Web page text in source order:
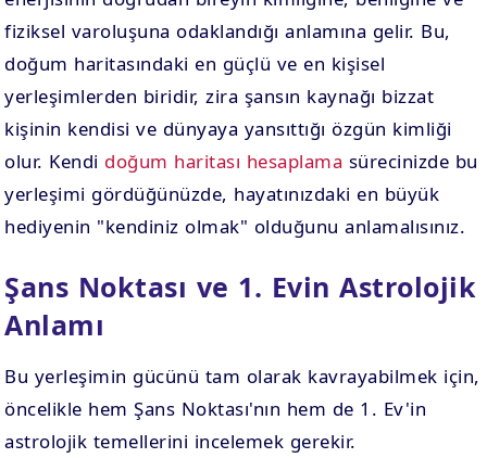
fiziksel varoluşuna odaklandığı anlamına gelir. Bu,
doğum haritasındaki en güçlü ve en kişisel
yerleşimlerden biridir, zira şansın kaynağı bizzat
kişinin kendisi ve dünyaya yansıttığı özgün kimliği
olur. Kendi doğum haritası hesaplama sürecinizde bu
yerleşimi gördüğünüzde, hayatınızdaki en büyük
hediyenin "kendiniz olmak" olduğunu anlamalısınız.
Şans Noktası ve 1. Evin Astrolojik
Anlamı
Bu yerleşimin gücünü tam olarak kavrayabilmek için,
öncelikle hem Şans Noktası'nın hem de 1. Ev'in
astrolojik temellerini incelemek gerekir.